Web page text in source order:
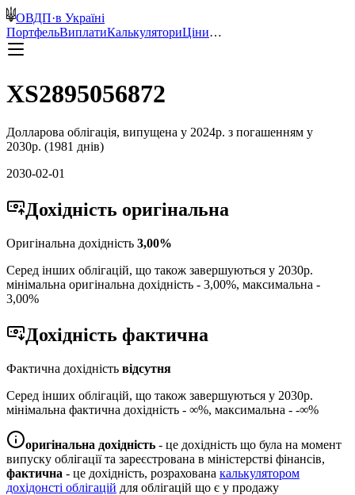
ОВДП·в Україні
ПортфельВиплатиКалькуляториЦіни…
XS2895056872
Долларова облігація, випущена у 2024р. з погашенням у
2030р. (1981 днів)
2030-02-01
Дохідність оригінальна
Оригінальна дохідність 3,00%
Серед інших облігацій, що також завершуються у 2030р.
мінімальна оригінальна дохідність - 3,00%, максимальна -
3,00%
Дохідність фактична
Фактична дохідність відсутня
Серед інших облігацій, що також завершуються у 2030р.
мінімальна фактична дохідність - ∞%, максимальна - -∞%
оригінальна дохідність - це дохідність що була на момент
випуску облігації та зареєстрована в міністерстві фінансів,
фактична - це дохідність, розрахована калькулятором
дохідонсті облігацій для облігацій що є у продажу